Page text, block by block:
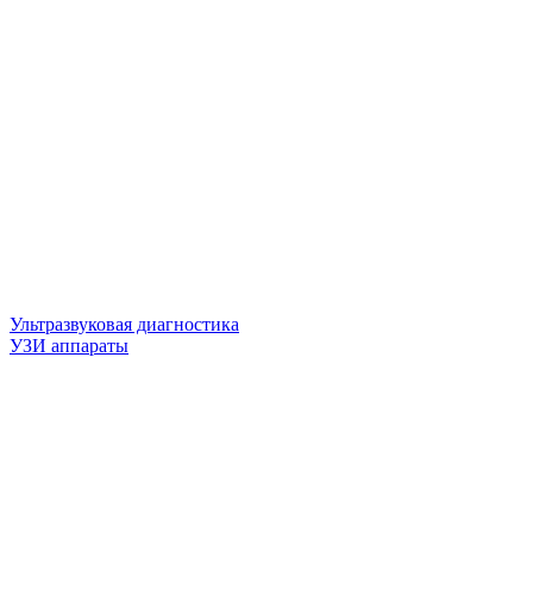
Ультразвуковая диагностика
УЗИ аппараты